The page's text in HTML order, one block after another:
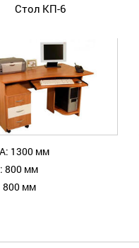
Стол КП-6
1300 мм
800 мм
800 мм